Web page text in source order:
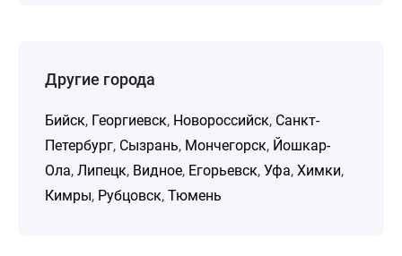
Другие города
Бийск, Георгиевск, Новороссийск, Санкт-
Петербург, Сызрань, Мончегорск, Йошкар-
Ола, Липецк, Видное, Егорьевск, Уфа, Химки,
Кимры, Рубцовск, Тюмень